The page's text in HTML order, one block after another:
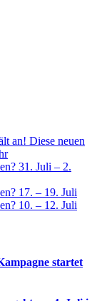
an! Diese neuen
31. Juli – 2.
17. – 19. Juli
10. – 12. Juli
startet